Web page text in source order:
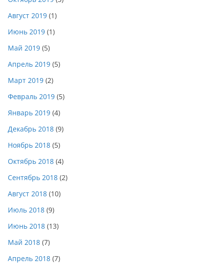
Август 2019 (1)
Июнь 2019 (1)
Май 2019 (5)
Апрель 2019 (5)
Март 2019 (2)
Февраль 2019 (5)
Январь 2019 (4)
Декабрь 2018 (9)
Ноябрь 2018 (5)
Октябрь 2018 (4)
Сентябрь 2018 (2)
Август 2018 (10)
Июль 2018 (9)
Июнь 2018 (13)
Май 2018 (7)
Апрель 2018 (7)